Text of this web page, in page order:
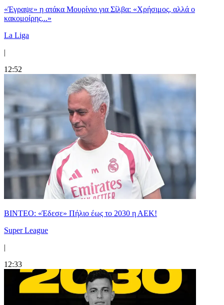
«Έγραψε» η ατάκα Μουρίνιο για Σίλβα: «Χρήσιμος, αλλά ο
κακομοίρης...»
La Liga
|
12:52
ΒΙΝΤΕΟ: «Έδεσε» Πήλιο έως το 2030 η ΑΕΚ!
Super League
|
12:33